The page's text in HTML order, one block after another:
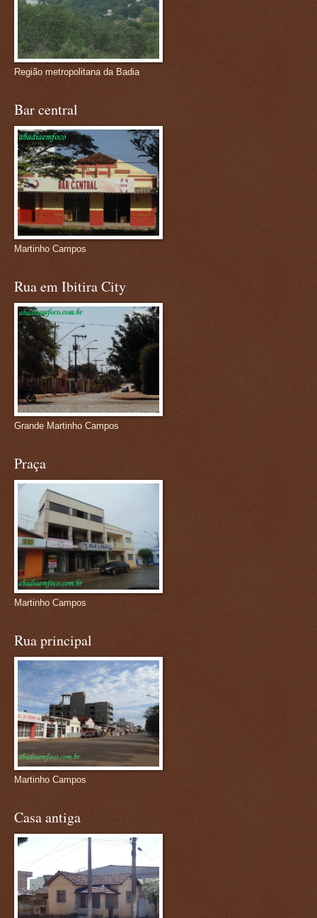
Região metropolitana da Badia
Bar central
Martinho Campos
Rua em Ibitira City
Grande Martinho Campos
Praça
Martinho Campos
Rua principal
Martinho Campos
Casa antiga